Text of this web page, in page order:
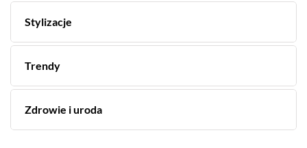
Stylizacje
Trendy
Zdrowie i uroda